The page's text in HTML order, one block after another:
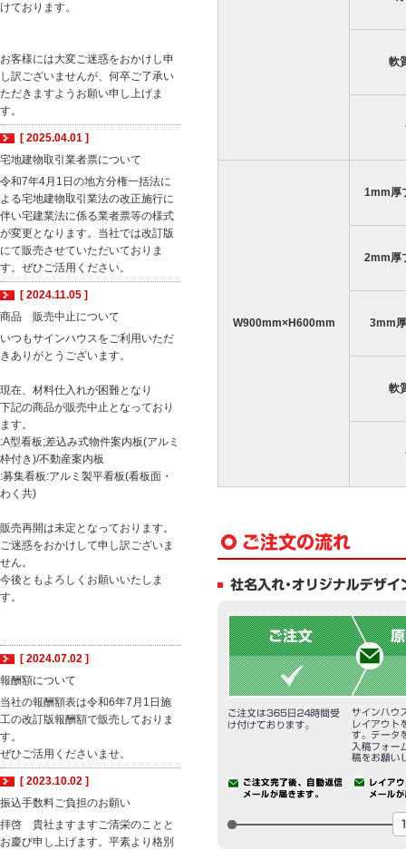
軟
W900mm×H600mm
1mm厚
2mm厚
3mm
軟
けております。
お客様には大変ご迷惑をおかけし申
し訳ございませんが、何卒ご了承い
ただきますようお願い申し上げま
す。
[ 2025.04.01 ]
宅地建物取引業者票について
令和7年4月1日の地方分権一括法に
よる宅地建物取引業法の改正施行に
伴い宅建業法に係る業者票等の様式
が変更となります。当社では改訂版
にて販売させていただいておりま
す。ぜひご活用ください。
[ 2024.11.05 ]
商品 販売中止について
いつもサインハウスをご利用いただ
きありがとうございます。
現在、材料仕入れが困難となり
下記の商品が販売中止となっており
ます。
:A型看板;差込み式物件案内板(アルミ
枠付き)/不動産案内板
:募集看板:アルミ製平看板(看板面・
わく共)
販売再開は未定となっております。
ご迷惑をおかけして申し訳ございま
せん。
今後ともよろしくお願いいたしま
す。
[ 2024.07.02 ]
報酬額について
当社の報酬額表は令和6年7月1日施
工の改訂版報酬額で販売しておりま
す。
ぜひご活用くださいませ。
[ 2023.10.02 ]
振込手数料ご負担のお願い
拝啓 貴社ますますご清栄のことと
お慶び申し上げます。平素より格別